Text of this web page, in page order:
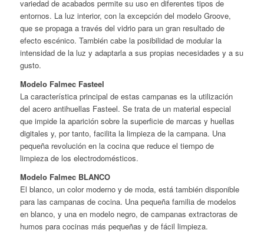
variedad de acabados permite su uso en diferentes tipos de
entornos. La luz interior, con la excepción del modelo Groove,
que se propaga a través del vidrio para un gran resultado de
efecto escénico. También cabe la posibilidad de modular la
intensidad de la luz y adaptarla a sus propias necesidades y a su
gusto.
Modelo Falmec Fasteel
La característica principal de estas campanas es la utilización
del acero antihuellas Fasteel. Se trata de un material especial
que impide la aparición sobre la superficie de marcas y huellas
digitales y, por tanto, facilita la limpieza de la campana. Una
pequeña revolución en la cocina que reduce el tiempo de
limpieza de los electrodomésticos.
Modelo Falmec BLANCO
El blanco, un color moderno y de moda, está también disponible
para las campanas de cocina. Una pequeña familia de modelos
en blanco, y una en modelo negro, de campanas extractoras de
humos para cocinas más pequeñas y de fácil limpieza.